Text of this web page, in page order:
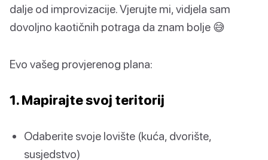
dalje od improvizacije. Vjerujte mi, vidjela sam
dovoljno kaotičnih potraga da znam bolje 😅
Evo vašeg provjerenog plana:
1. Mapirajte svoj teritorij
Odaberite svoje lovište (kuća, dvorište,
susjedstvo)